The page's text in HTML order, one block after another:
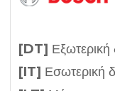
[DT]
[IT] Εσωτερική